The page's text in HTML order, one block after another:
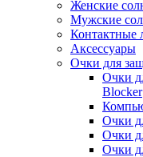
Женские
Мужские
Контактные
Аксессуары
Очки для
Очки
Blocker
Очки
Очки
Очки